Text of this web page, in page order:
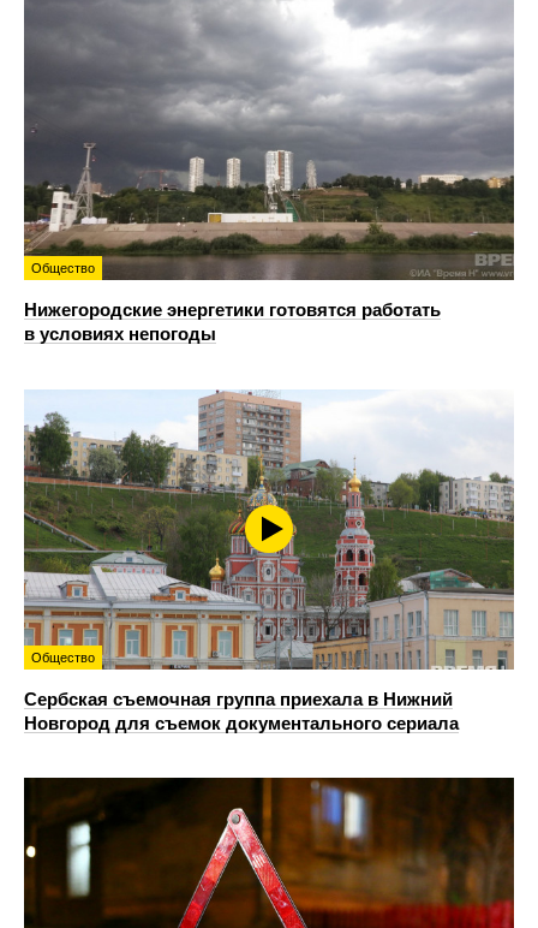
Общество
Нижегородские энергетики готовятся работать
в условиях непогоды
Общество
Сербская съемочная группа приехала в Нижний
Новгород для съемок документального сериала